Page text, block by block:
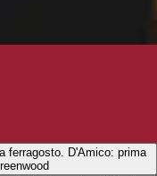
ferragosto. D'Amico: prima